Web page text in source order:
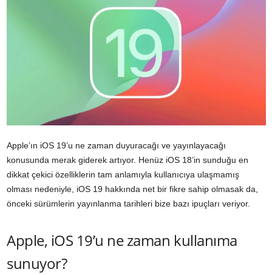
Apple’ın iOS 19’u ne zaman duyuracağı ve yayınlayacağı
konusunda merak giderek artıyor. Henüz iOS 18’in sunduğu en
dikkat çekici özelliklerin tam anlamıyla kullanıcıya ulaşmamış
olması nedeniyle, iOS 19 hakkında net bir fikre sahip olmasak da,
önceki sürümlerin yayınlanma tarihleri bize bazı ipuçları veriyor.
Apple, iOS 19’u ne zaman kullanıma
sunuyor?